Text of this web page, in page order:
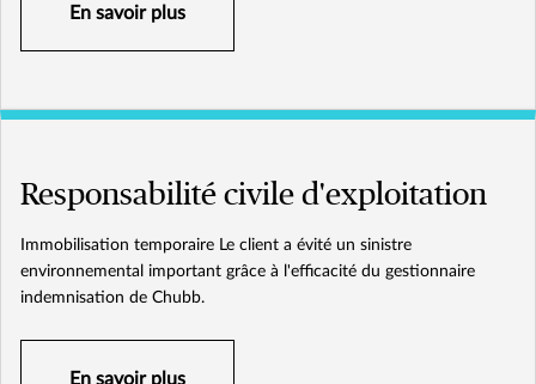
En savoir plus
Responsabilité civile d'exploitation
Immobilisation temporaire Le client a évité un sinistre
environnemental important grâce à l'efficacité du gestionnaire
indemnisation de Chubb.
En savoir plus